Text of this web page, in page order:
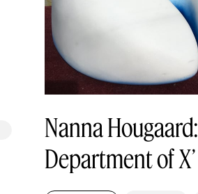
Nanna Hougaard:
Department of X’